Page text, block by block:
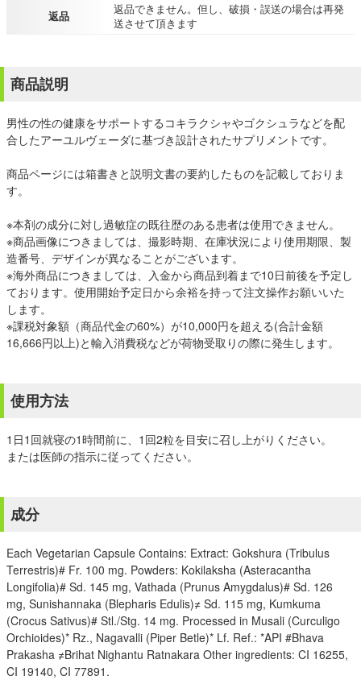
返品
返品できません。但し、破損・誤送の場合は再発
送させて頂きます
商品説明
男性の性の健康をサポートするコキラクシャやゴクシュラなどを配
合したアーユルヴェーダに基づき設計されたサプリメントです。
商品ページには箱書きと説明文書の要約したものを記載しておりま
す。
※本剤の成分に対し過敏症の既往歴のある患者は使用できません。
※商品画像につきましては、撮影時期、在庫状況により使用期限、製
造番号、デザインが異なることがございます。
※海外商品につきましては、入金から商品到着まで10日前後を予定し
ております。使用開始予定日から余裕を持って注文操作お願いいた
します。
※課税対象額（商品代金の60%）が10,000円を超える(合計金額
16,666円以上)と輸入消費税などが荷物受取りの際に発生します。
使用方法
1日1回就寝の1時間前に、1回2粒を目安に召し上がりください。
または医師の指示に従ってください。
成分
Each Vegetarian Capsule Contains: Extract: Gokshura (Tribulus
Terrestris)# Fr. 100 mg. Powders: Kokilaksha (Asteracantha
Longifolia)# Sd. 145 mg, Vathada (Prunus Amygdalus)# Sd. 126
mg, Sunishannaka (Blepharis Edulis)≠ Sd. 115 mg, Kumkuma
(Crocus Sativus)# Stl./Stg. 14 mg. Processed in Musali (Curculigo
Orchioides)* Rz., Nagavalli (Piper Betle)* Lf. Ref.: *API #Bhava
Prakasha ≠Brihat Nighantu Ratnakara Other ingredients: CI 16255,
CI 19140, CI 77891.